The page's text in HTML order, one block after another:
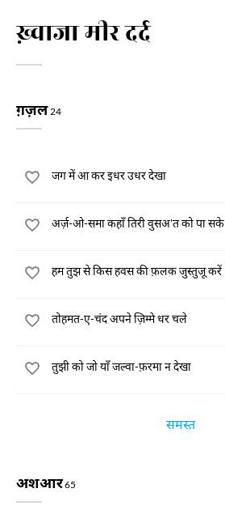
ख़्वाजा मीर दर्द
ग़ज़ल24
जग में आ कर इधर उधर देखा
अर्ज़-ओ-समा कहाँ तिरी वुसअ'त को पा सके
हम तुझ से किस हवस की फ़लक जुस्तुजू करें
तोहमत-ए-चंद अपने ज़िम्मे धर चले
तुझी को जो याँ जल्वा-फ़रमा न देखा
समस्त
अशआर65